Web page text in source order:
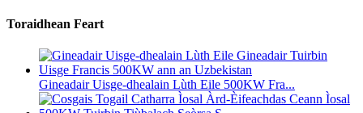
Toraidhean Feart
Gineadair Uisge-dhealain Lùth Eile 500KW Fra...